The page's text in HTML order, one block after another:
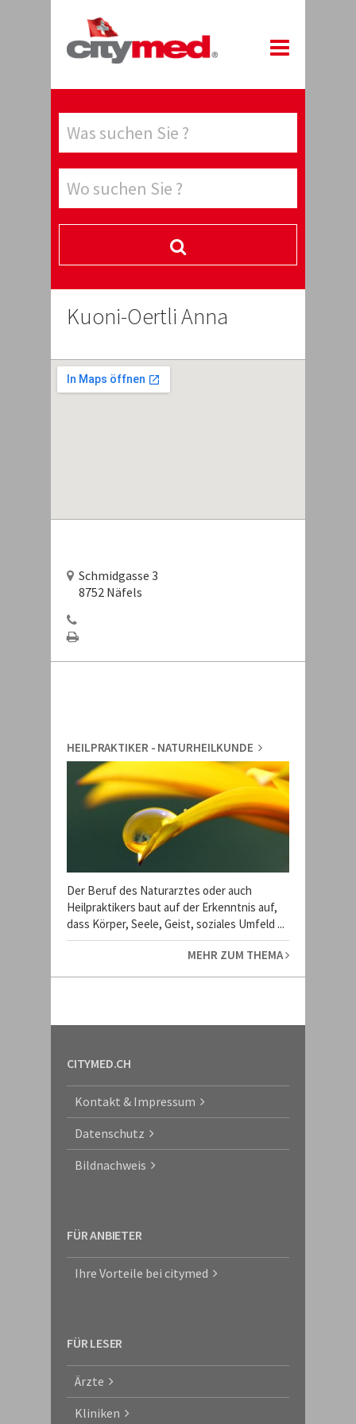
Kuoni-Oertli Anna
Schmidgasse 3
8752 Näfels
HEILPRAKTIKER - NATURHEILKUNDE
Der Beruf des Naturarztes oder auch
Heilpraktikers baut auf der Erkenntnis auf,
dass Körper, Seele, Geist, soziales Umfeld ...
MEHR ZUM THEMA
CITYMED.CH
Kontakt & Impressum
Datenschutz
Bildnachweis
FÜR ANBIETER
Ihre Vorteile bei citymed
FÜR LESER
Ärzte
Kliniken